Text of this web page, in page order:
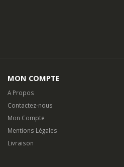
MON COMPTE
A Propos
Contactez-nous
Mon Compte
Mentions Légales
Livraison